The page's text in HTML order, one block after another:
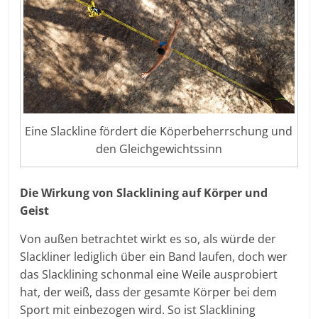
Eine Slackline fördert die Köperbeherrschung und
den Gleichgewichtssinn
Die Wirkung von Slacklining auf Körper und
Geist
Von außen betrachtet wirkt es so, als würde der
Slackliner lediglich über ein Band laufen, doch wer
das Slacklining schonmal eine Weile ausprobiert
hat, der weiß, dass der gesamte Körper bei dem
Sport mit einbezogen wird. So ist Slacklining